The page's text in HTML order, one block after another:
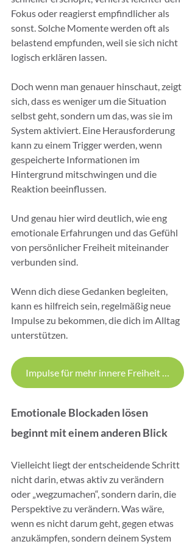
Fokus oder reagierst empfindlicher als
sonst. Solche Momente werden oft als
belastend empfunden, weil sie sich nicht
logisch erklären lassen.
Doch wenn man genauer hinschaut, zeigt
sich, dass es weniger um die Situation
selbst geht, sondern um das, was sie im
System aktiviert. Eine Herausforderung
kann zu einem Trigger werden, wenn
gespeicherte Informationen im
Hintergrund mitschwingen und die
Reaktion beeinflussen.
Und genau hier wird deutlich, wie eng
emotionale Erfahrungen und das Gefühl
von persönlicher Freiheit miteinander
verbunden sind.
Wenn dich diese Gedanken begleiten,
kann es hilfreich sein, regelmäßig neue
Impulse zu bekommen, die dich im Alltag
unterstützen.
Emotionale Blockaden lösen
beginnt mit einem anderen Blick
Vielleicht liegt der entscheidende Schritt
nicht darin, etwas aktiv zu verändern
oder „wegzumachen“, sondern darin, die
Perspektive zu verändern. Was wäre,
wenn es nicht darum geht, gegen etwas
anzukämpfen, sondern deinem System